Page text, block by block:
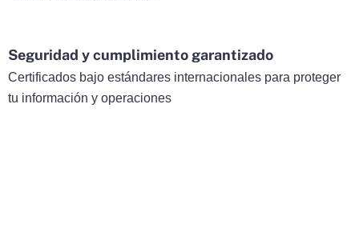
Seguridad y cumplimiento garantizado
Certificados bajo estándares internacionales para proteger
tu información y operaciones